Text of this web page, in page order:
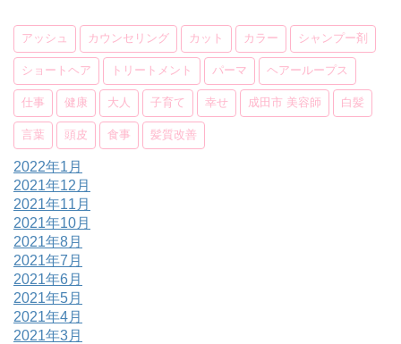
アッシュ カウンセリング カット カラー シャンプー剤
ショートヘア トリートメント パーマ ヘアーループス
仕事 健康 大人 子育て 幸せ 成田市 美容師 白髪
言葉 頭皮 食事 髪質改善
2022年1月
2021年12月
2021年11月
2021年10月
2021年8月
2021年7月
2021年6月
2021年5月
2021年4月
2021年3月